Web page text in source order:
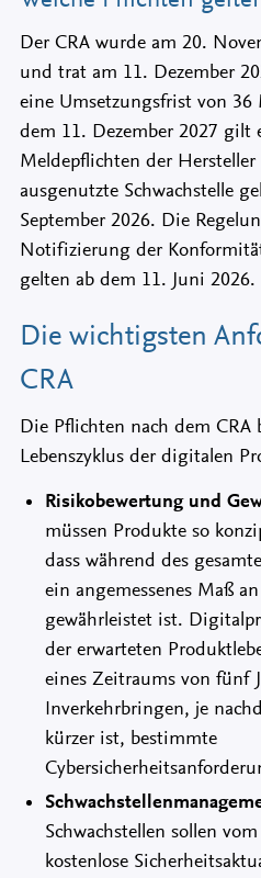
Der CRA wurde am 20.
und trat am 11. Dezember
eine Umsetzungsfrist von
dem 11. Dezember 2027
Meldepflichten der
ausgenutzte Schwachstelle
September 2026. Die
Notifizierung der
gelten ab dem 11. Juni 2026.
Die wichtigsten
CRA
Die Pflichten nach dem CRA
Lebenszyklus der digitalen
Risikobewertung und
müssen Produkte so
dass während des
ein angemessenes Maß
gewährleistet ist.
der erwarteten
eines Zeitraums von fünf
Inverkehrbringen, je
kürzer ist, bestimmte
Schwachstellen sollen
kostenlose